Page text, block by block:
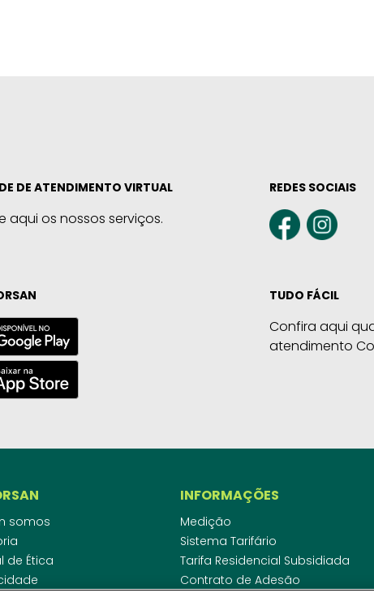
DE ATENDIMENTO VIRTUAL
aqui os nossos serviços.
REDES SOCIAIS
TUDO FÁCIL
Confira aqui
atendimento
somos
de Ética
INFORMAÇÕES
Medição
Sistema Tarifário
Tarifa Residencial Subsidiada
Contrato de Adesão